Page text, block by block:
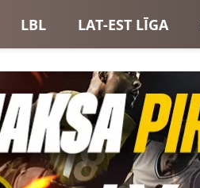
LBL LAT-EST LĪGA
LATVIJAS IZLASE